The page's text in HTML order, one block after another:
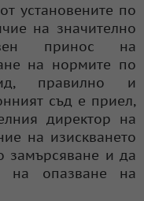
установените по
на значително
принос на
на нормите по
правилно и
съд е приел,
директор на
на изискването
замърсяване и да
на опазване на